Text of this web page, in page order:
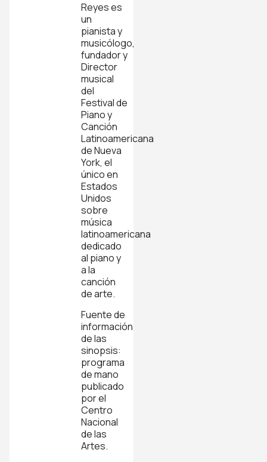
Reyes es
un
pianista y
musicólogo,
fundador y
Director
musical
del
Festival de
Piano y
Canción
Latinoamericana
de Nueva
York, el
único en
Estados
Unidos
sobre
música
latinoamericana
dedicado
al piano y
a la
canción
de arte.
Fuente de
información
de las
sinopsis:
programa
de mano
publicado
por el
Centro
Nacional
de las
Artes.